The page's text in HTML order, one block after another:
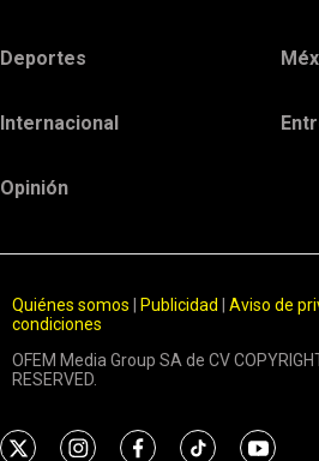
Deportes
Internacional
Opinión
Quiénes somos Publicidad Aviso de
condiciones
OFEM Media Group SA de CV
RESERVED.